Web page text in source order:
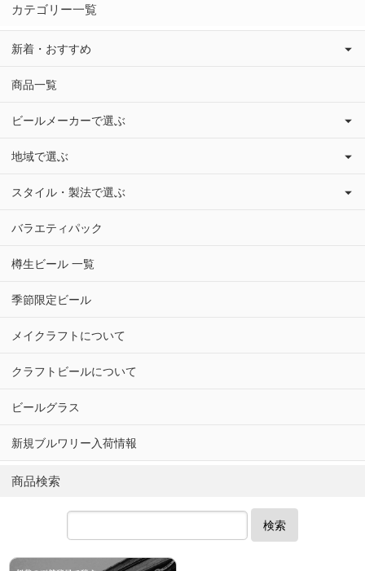
カテゴリー一覧
新着・おすすめ
商品一覧
ビールメーカーで選ぶ
地域で選ぶ
スタイル・製法で選ぶ
バラエティパック
樽生ビール 一覧
季節限定ビール
メイクラフトについて
クラフトビールについて
ビールグラス
新規ブルワリー入荷情報
商品検索
検索